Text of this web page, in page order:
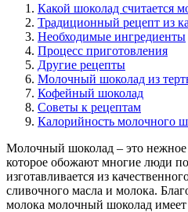
Какой шоколад считается
Традиционный рецепт из
Необходимые ингредиенты
Процесс приготовления
Другие рецепты
Молочный шоколад из
Кофейный шоколад
Советы к рецептам
Калорийность молочного
Молочный шоколад – это нежное
которое обожают многие люди
изготавливается из
сливочного масла и молока.
молока молочный шоколад